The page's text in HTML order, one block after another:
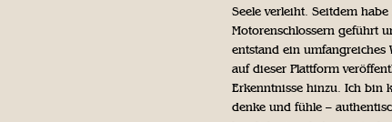
Seele verleiht. Seitdem
Motorenschlossern geführt
entstand ein umfangreiches
auf dieser Plattform
Erkenntnisse hinzu. Ich bin
denke und fühle –